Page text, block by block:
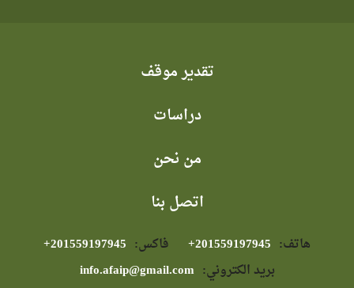
تقدير موقف
دراسات
من نحن
اتصل بنا
هاتف: فاكس:
بريد الكتروني: info.afaip@gmail.com